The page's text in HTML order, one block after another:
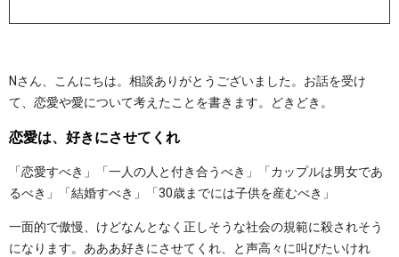
Nさん、こんにちは。相談ありがとうございました。お話を受け
て、恋愛や愛について考えたことを書きます。どきどき。
恋愛は、好きにさせてくれ
「恋愛すべき」「一人の人と付き合うべき」「カップルは男女であ
るべき」「結婚すべき」「30歳までには子供を産むべき」
一面的で傲慢、けどなんとなく正しそうな社会の規範に殺されそう
になります。あああ好きにさせてくれ、と声高々に叫びたいけれ